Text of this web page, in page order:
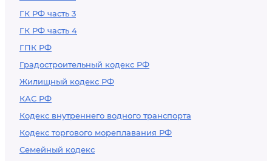
ГК РФ часть 3
ГК РФ часть 4
ГПК РФ
Градостроительный кодекс РФ
Жилищный кодекс РФ
КАС РФ
Кодекс внутреннего водного транспорта
Кодекс торгового мореплавания РФ
Семейный кодекс